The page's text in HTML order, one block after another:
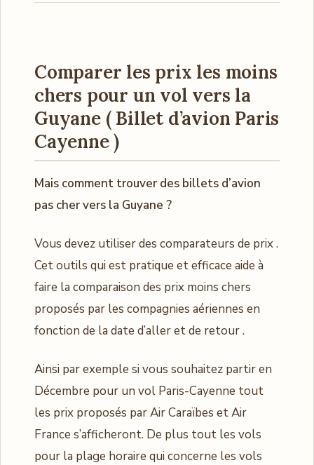
Comparer les prix les moins
chers pour un vol vers la
Guyane ( Billet d’avion Paris
Cayenne )
Mais comment trouver des billets d’avion
pas cher vers la Guyane ?
Vous devez utiliser des comparateurs de prix .
Cet outils qui est pratique et efficace aide à
faire la comparaison des prix moins chers
proposés par les compagnies aériennes en
fonction de la date d’aller et de retour .
Ainsi par exemple si vous souhaitez partir en
Décembre pour un vol Paris-Cayenne tout
les prix proposés par Air Caraïbes et Air
France s’afficheront. De plus tout les vols
pour la plage horaire qui concerne les vols